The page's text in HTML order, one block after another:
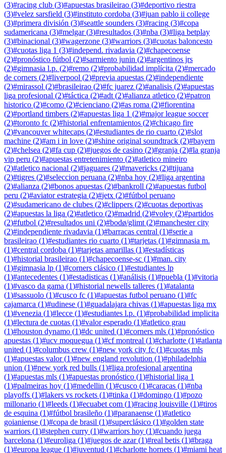
(3)#racing club (3)#apuestas brasileirao (3)#deportivo riestra
(3)#velez sarsfield (3)#instituto cordoba (3)#juan pablo ii college
(3)#primera división (3)#seattle sounders (3)#racing (3)#copa
sudamericana (3)#melgar(3)#resultados (3)#nba (3)#liga betplay
(3)#binacional (3)#wagerzone (3)#warriors (3)#cuotas baloncesto
(3)#cuotas liga 1 (3)#independ. rivadavia (2)#chapecoense
(2)#pronóstico fútbol (2)#sarmiento junin (2)#argentinos jrs
(2)#gimnasia l.p. (2)#remo (2)#probabilidad implícita (2)#mercado
de corners (2)#liverpool (2)#previa apuestas (2)#independiente
(2)#mirassol (2)#brasileirao (2)#fc juarez (2)#analisis (2)#apuestas
liga profesional (2)#táctica (2)#adt (2)#alianza atletico (2)#patron
historico (2)#como (2)#cienciano (2)#as roma (2)#fiorentina
(2)#portland timbers (2)#apuestas liga 1 (2)#major league soccer
(2)#toronto fc (2)#historial enfrentamientos (2)#chicago fire
(2)#vancouver whitecaps (2)#estudiantes de rio cuarto (2)#slot
machine (2)#am i in love (2)#shine original soundtrack (2)#bayern
(2)#chelsea (2)#fa cup (2)#juegos de casino (2)#granja (2)#la granja
vip peru (2)#apuestas entretenimiento (2)#atletico mineiro
(2)#atletico nacional (2)#jaguares (2)#mavericks (2)#tijuana
(2)#tigres (2)#seleccion peruana (2)#nba hoy (2)#liga argentina
(2)#alianza (2)#bonos apuestas (2)#bankroll (2)#apuestas futbol
peru (2)#aviator estrategia (2)#jetx (2)#fútbol peruano
(2)#sudamericano de clubes (2)#clippers (2)#cuotas deportivas
(2)#apuestas la liga (2)#atletico (2)#madrid (2)#voley (2)#partidos
(2)#futbol (2)#resultados uni (2)#bodø/glimt (2)#manchester city
(2)#independiente rivadavia (1)#barracas central (1)#serie a
brasileirao (1)#estudiantes rio cuarto (1)#tarjetas (1)#gimnasia m.
(1)#central cordoba (1)#tarjetas amarillas (1)#estadísticas
(1)#historial brasileirao (1)#chapecoense-sc (1)#man. city
(1)#gimnasia lp (1)#corners clásico (1)#estudiantes lp
(1)#antecedentes (1)#estadisticas (1)#análisis (1)#puebla (1)#vitoria
(1)#vasco da gama (1)#historial newells talleres (1)#atalanta
(1)#sassuolo (1)#cusco fc (1)#apuestas futbol peruano (1)#fc
cajamarca (1)#udinese (1)#guadalajara chivas (1)#apuestas liga mx
(1)#venezia (1)#lecce (1)#estudiantes l.p. (1)#probabilidad implicita
(1)#lectura de cuotas (1)#valor esperado (1)#atletico grau
(1)#houston dynamo (1)#dc united (1)#corners mls (1)#pronóstico
apuestas (1)#ucv moquegua (1)#cf montreal (1)#charlotte (1)#atlanta
united (1)#columbus crew (1)#new york city fc (1)#cuotas mls
(1)#apuestas valor(1)#new england revolution (1)#philadelphia
union (1)#new york red bulls (1)#liga profesional argentina
(1)#apuestas mls (1)#apuestas pronóstico (1)#historial liga 1
(1)#palmeiras hoy (1)#medellin (1)#cusco (1)#caracas (1)#nba
playoffs (1)#lakers vs rockets (1)#tinka (1)#domingo (1)#pozo
millonario (1)#leeds (1)#ecuabet com (1)#racing louisville (1)#tiros
de esquina (1)#fútbol brasileño (1)#paranaense (1)#atletico
goianiense (1)#copa de brasil (1)#superclásico (1)#golden state
warriors (1)#stephen curry (1)#warriors hoy (1)#cuando juega
barcelona (1)#euroliga (1)#juegos de azar(1)#real betis (1)#braga
(1)#europa league (1)#juventud (1)#charlotte hornets (1)#miami heat